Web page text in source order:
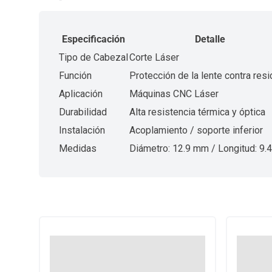
Especificación
Detalle
Tipo de CabezalCorte Láser
Función
Protección de la lente contra
Aplicación
Máquinas CNC Láser
Durabilidad
Alta resistencia térmica y óptica
Instalación
Acoplamiento / soporte inferior
Medidas
Diámetro: 12.9 mm / Longitud: